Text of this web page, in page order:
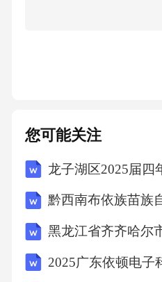
乙双方各执一份，具有
未尽事宜，双方可另行
甲方
您可能关注